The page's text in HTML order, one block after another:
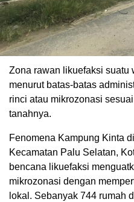
Zona rawan likuefaksi suatu
menurut batas-batas
rinci atau mikrozonasi
tanahnya.
Fenomena Kampung Kinta
Kecamatan Palu Selatan,
bencana likuefaksi
mikrozonasi dengan
lokal. Sebanyak 744 rumah